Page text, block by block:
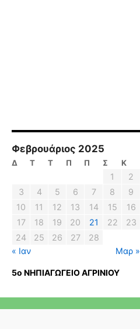
Φεβρουάριος 2025
Δ Τ Τ Π Π Σ Κ
1
2
3
4 5 6 7 8
9
10
11 12 13 14 15
16
17
18 19 20 21 22
23
24
25 26 27
28
« Ιαν
Μαρ »
5ο ΝΗΠΙΑΓΩΓΕΙΟ ΑΓΡΙΝΙΟΥ